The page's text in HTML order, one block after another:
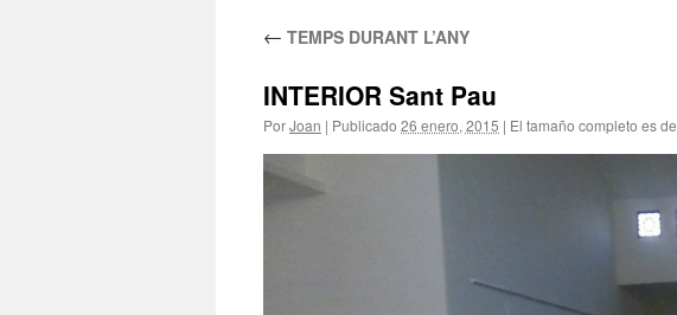
← TEMPS DURANT L’ANY
INTERIOR Sant Pau
PorJoan | Publicado 26 enero, 2015 | El tamaño completo es de